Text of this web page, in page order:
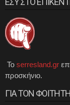
Το serresland.gr
προσκήνιο.
ΓΙΑ ΤΟΝ ΦΟΙΤΗΤΗ